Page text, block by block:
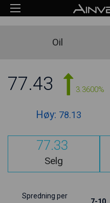
Oil
77.43 3.3600%
Høy: 78.13
77.33
Selg
Spredning per